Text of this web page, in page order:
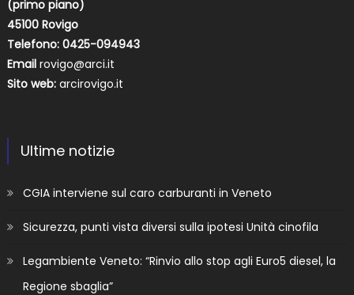
(primo piano)
45100 Rovigo
Telefono: 0425-094943
Email rovigo@arci.it
Sito web: arcirovigo.it
Ultime notizie
CGIA interviene sul caro carburanti in Veneto
Sicurezza, punti vista diversi sulla ipotesi Unità cinofila
Legambiente Veneto: “Rinvio allo stop agli Euro5 diesel, la
Regione sbaglia”